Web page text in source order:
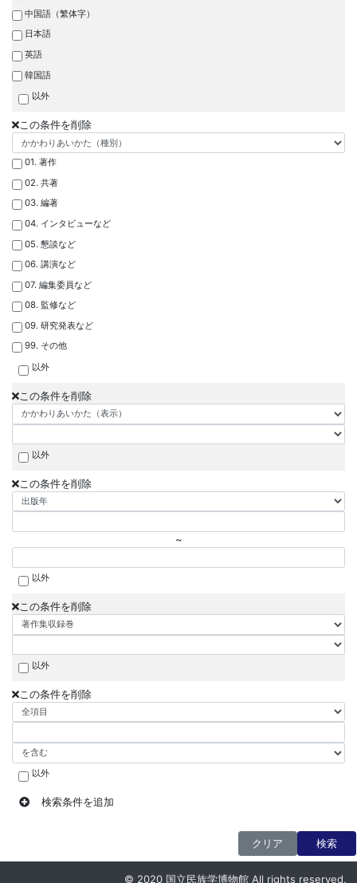
中国語（繁体字）
日本語
英語
韓国語
以外
この条件を削除
01. 著作
02. 共著
03. 編著
04. インタビューなど
05. 懇談など
06. 講演など
07. 編集委員など
08. 監修など
09. 研究発表など
99. その他
以外
この条件を削除
以外
この条件を削除
~
以外
この条件を削除
以外
この条件を削除
以外
検索条件を追加
クリア 検索
© 2020 国立民族学博物館 All rights reserved.